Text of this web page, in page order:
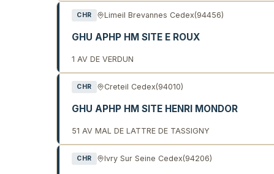
CHR Limeil Brevannes Cedex(94456)
GHU APHP HM SITE E ROUX
1 AV DE VERDUN
CHR Creteil Cedex(94010)
GHU APHP HM SITE HENRI MONDOR
51 AV MAL DE LATTRE DE TASSIGNY
CHR Ivry Sur Seine Cedex(94206)